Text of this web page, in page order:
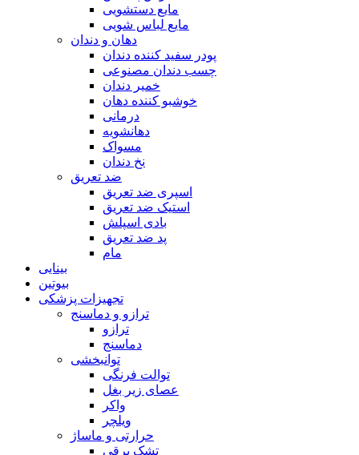
مایع دستشویی
مایع لباس شویی
دهان و دندان
پودر سفید کننده دندان
چسب دندان مصنوعی
خمیر دندان
خوشبو کننده دهان
درمانی
دهانشویه
مسواک
نخ دندان
ضد تعریق
اسپری ضد تعریق
استیک ضد تعریق
بادی اسپلش
پد ضد تعریق
مام
بینایی
بیوتین
تجهیزات پزشکی
ترازو و دماسنج
ترازو
دماسنج
توانبخشی
توالت فرنگی
عصای زیر بغل
واکر
ویلچر
حرارتی و ماساژ
تشک برقی